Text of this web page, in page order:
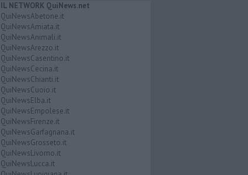
IL NETWORK QuiNews.net
QuiNewsAbetone.it
QuiNewsAmiata.it
QuiNewsAnimali.it
QuiNewsArezzo.it
QuiNewsCasentino.it
QuiNewsCecina.it
QuiNewsChianti.it
QuiNewsCuoio.it
QuiNewsElba.it
QuiNewsEmpolese.it
QuiNewsFirenze.it
QuiNewsGarfagnana.it
QuiNewsGrosseto.it
QuiNewsLivorno.it
QuiNewsLucca.it